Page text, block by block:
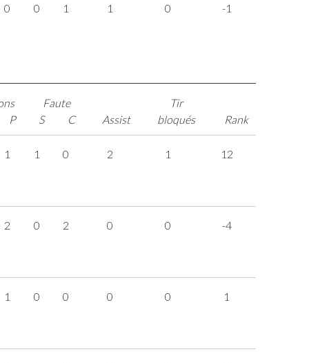
0 0 1 1 0 -1
P
Faute
S
C Assist
Tir
bloqués
Rank
1 1 0 2 1 12
2 0 2 0 0 -4
1 0 0 0 0 1